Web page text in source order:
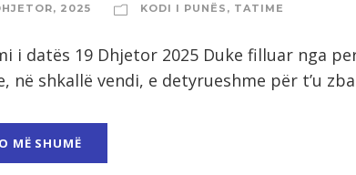
2025 KODI I PUNËS , TATIME
i datës 19 Dhjetor 2025 Duke filluar nga
në shkallë vendi, e detyrueshme për t’u
MË SHUMË